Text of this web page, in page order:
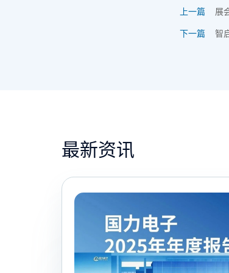
上一篇 展
下一篇 智
最新资讯